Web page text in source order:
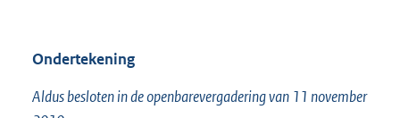
Ondertekening
Aldus besloten in de openbarevergadering van 11 november